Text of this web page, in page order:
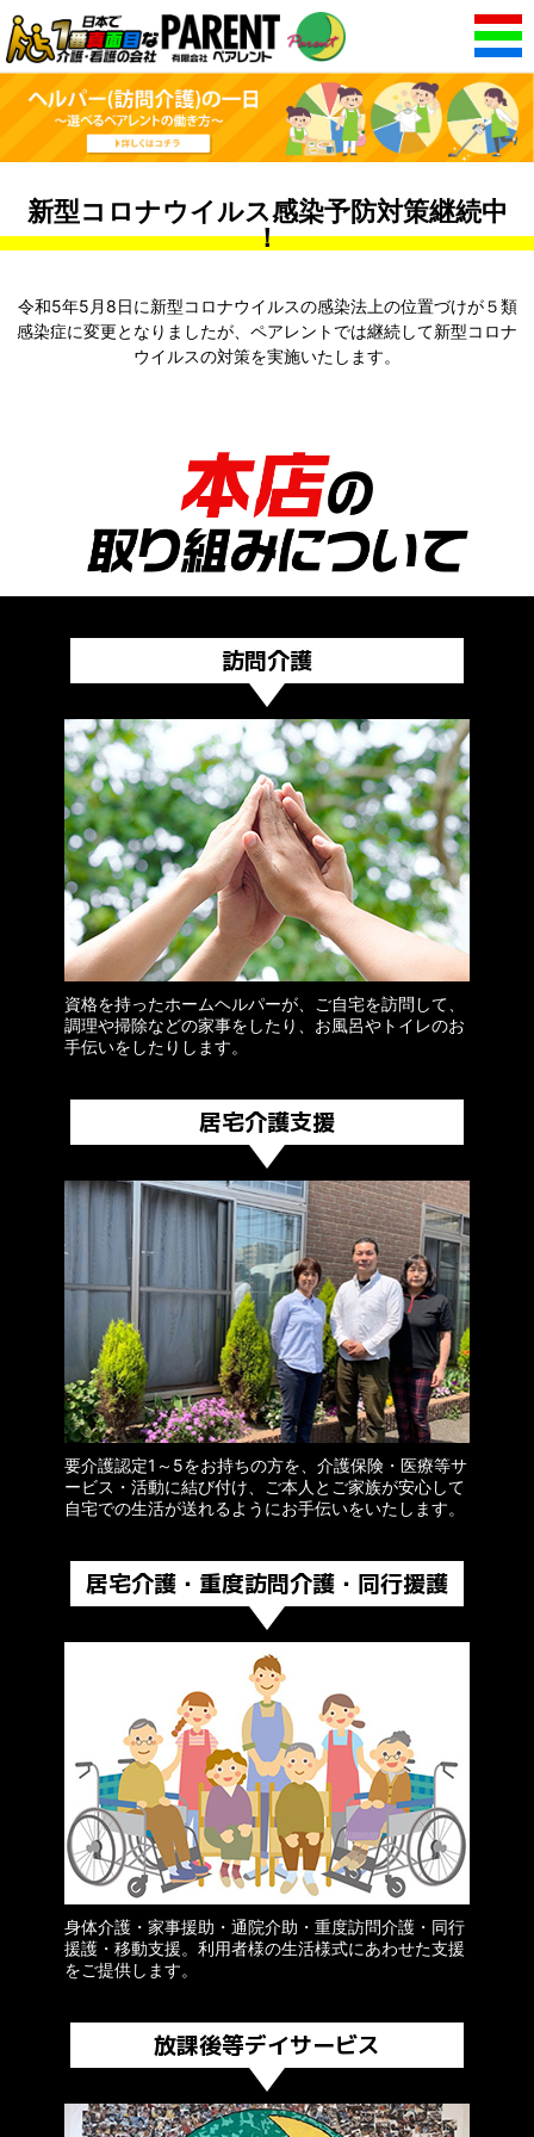
新型コロナウイルス感染予防対策継続中
！
令和5年5月8日に新型コロナウイルスの感染法上の位置づけが５類
感染症に変更となりましたが、 ペアレントでは継続して新型コロナ
ウイルスの対策を実施いたします。
訪問介護
資格を持ったホームヘルパーが、ご自宅を訪問して、
調理や掃除などの家事をしたり、お風呂やトイレのお
手伝いをしたりします。
居宅介護支援
要介護認定1～5をお持ちの方を、介護保険・医療等サ
ービス・活動に結び付け、ご本人とご家族が安心して
自宅での生活が送れるようにお手伝いをいたします。
居宅介護・重度訪問介護・同行援護
身体介護・家事援助・通院介助・重度訪問介護・同行
援護・移動支援。利用者様の生活様式にあわせた支援
をご提供します。
放課後等デイサービス